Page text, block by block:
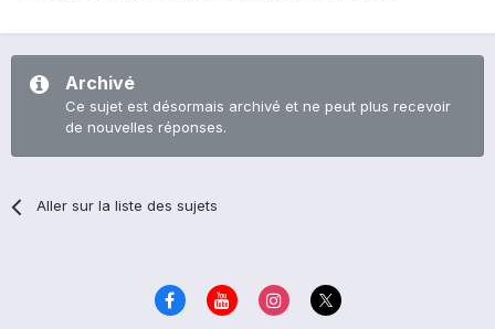
Archivé
Ce sujet est désormais archivé et ne peut plus recevoir
de nouvelles réponses.
Aller sur la liste des sujets